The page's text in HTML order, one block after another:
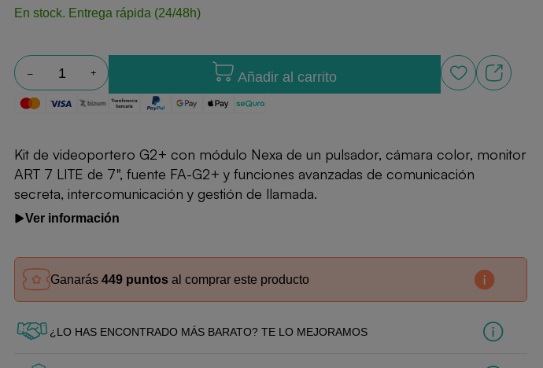
En stock. Entrega rápida (24/48h)
Añadir al carrito
Kit de videoportero G2+ con módulo Nexa de un pulsador, cámara color, monitor
ART 7 LITE de 7", fuente FA-G2+ y funciones avanzadas de comunicación
secreta, intercomunicación y gestión de llamada.
Ver información
Ganarás 449 puntos al comprar este producto
¿LO HAS ENCONTRADO MÁS BARATO? TE LO MEJORAMOS